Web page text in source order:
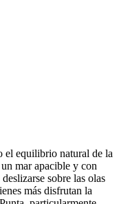
el equilibrio natural de la
mar apacible y con
sobre las olas
más disfrutan la